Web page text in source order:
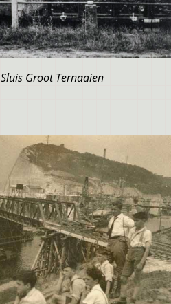
Sluis Groot Ternaaien